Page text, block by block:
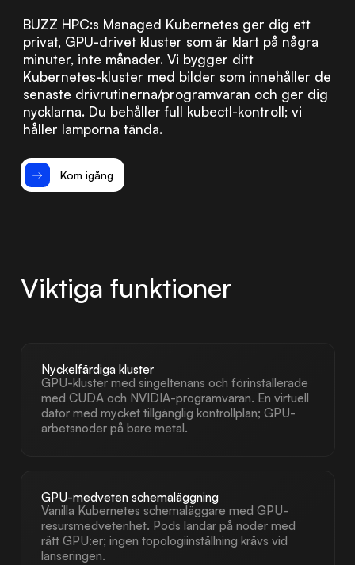
BUZZ HPC:s Managed Kubernetes ger dig ett
privat, GPU-drivet kluster som är klart på några
minuter, inte månader. Vi bygger ditt
Kubernetes-kluster med bilder som innehåller de
senaste drivrutinerna/programvaran och ger dig
nycklarna. Du behåller full kubectl-kontroll; vi
håller lamporna tända.
Kom igång
Viktiga funktioner
Nyckelfärdiga kluster
GPU-kluster med singeltenans och förinstallerade
med CUDA och NVIDIA-programvaran. En virtuell
dator med mycket tillgänglig kontrollplan; GPU-
arbetsnoder på bare metal.
GPU-medveten schemaläggning
Vanilla Kubernetes schemaläggare med GPU-
resursmedvetenhet. Pods landar på noder med
rätt GPU:er; ingen topologiinställning krävs vid
lanseringen.